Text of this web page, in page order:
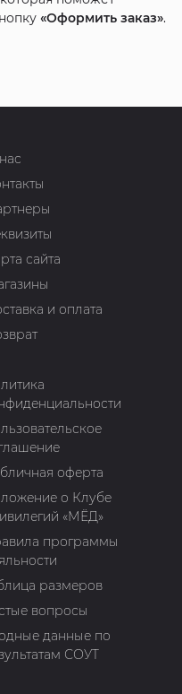
«Оформить заказ».
сайта
и оплата
оферта
о Клубе
«МЁД»
программы
размеров
вопросы
данные по
СОУТ